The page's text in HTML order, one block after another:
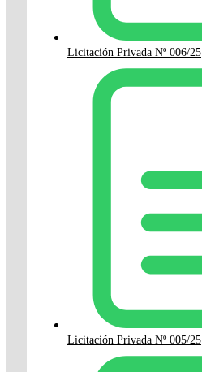
Licitación Privada Nº 006/25
Licitación Privada Nº 005/25